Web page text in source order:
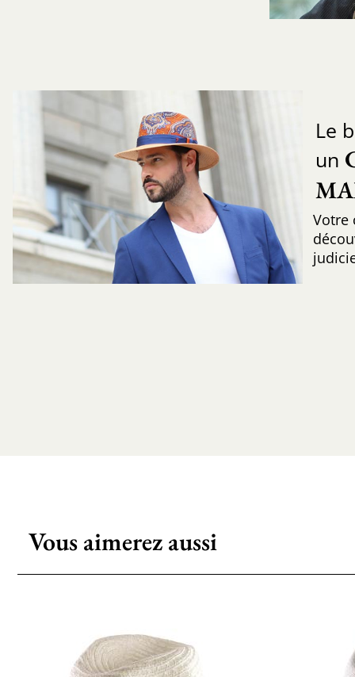
Le
un
Votre
Vous aimerez aussi